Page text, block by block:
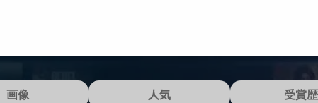
画像 人気 受賞歴